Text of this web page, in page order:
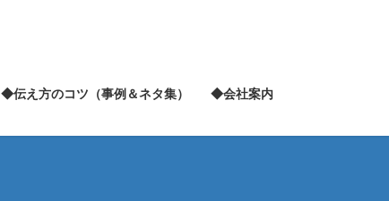
◆伝え方のコツ（事例＆ネタ集） ◆会社案内